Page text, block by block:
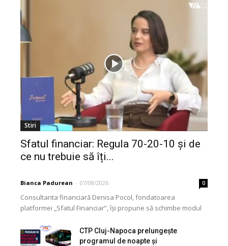
Stiri
Sfatul financiar: Regula 70-20-10 și de
ce nu trebuie să îți...
Bianca Padurean - 07/08/2026 0
Consultanta financiară Denisa Pocol, fondatoarea
platformei „Sfatul Financiar”, își propune să schimbe modul
de peste...
CTP Cluj-Napoca prelungește
programul de noapte și